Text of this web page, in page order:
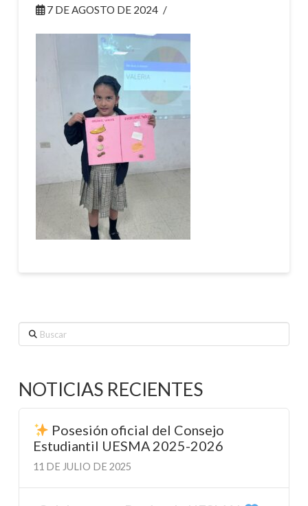
7 DE AGOSTO DE 2024
Buscar
NOTICIAS RECIENTES
Posesión oficial del Consejo
Estudiantil UESMA 2025-2026
11 DE JULIO DE 2025